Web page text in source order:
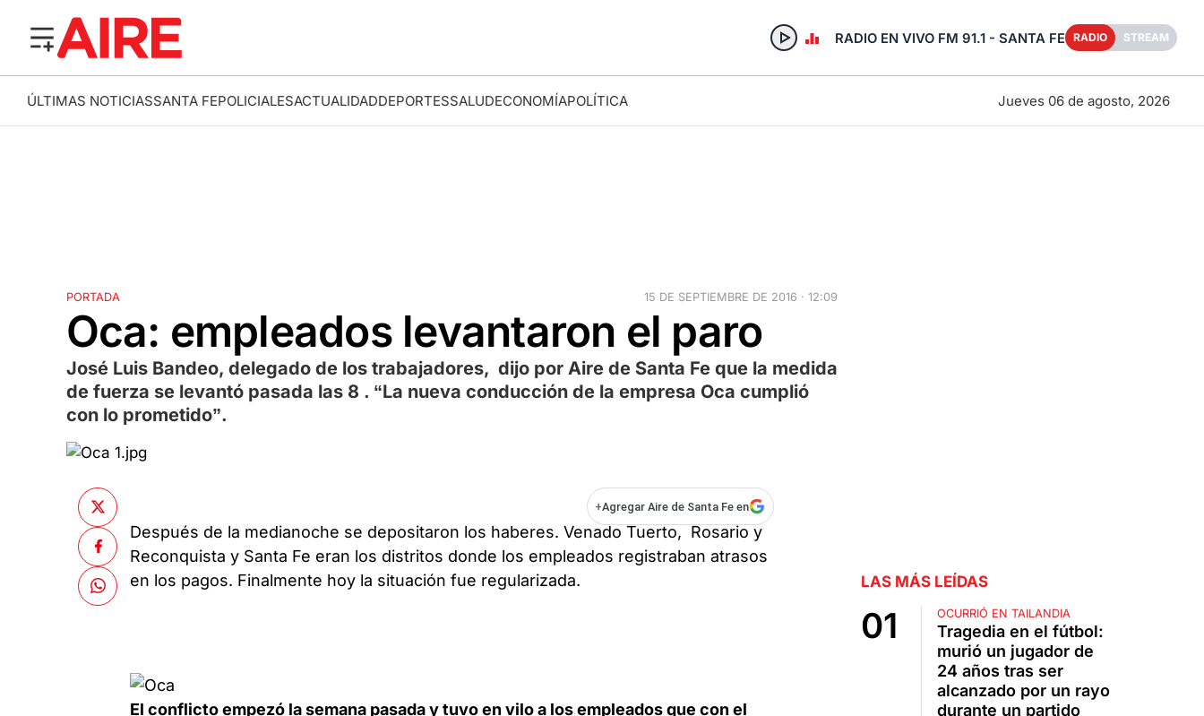
RADIO EN VIVO FM 91.1 - SANTA FE RADIO STREAM
ÚLTIMAS NOTICIASSANTA FEPOLICIALESACTUALIDADDEPORTESSALUDECONOMÍAPOLÍTICA Jueves 06 de agosto, 2026
PORTADA 15 DE SEPTIEMBRE DE 2016 · 12:09
Oca: empleados levantaron el paro
José Luis Bandeo, delegado de los trabajadores, dijo por Aire de Santa Fe que la medida
de fuerza se levantó pasada las 8 . “La nueva conducción de la empresa Oca cumplió
con lo prometido”.
+Agregar Aire de Santa Fe en
Después de la medianoche se depositaron los haberes. Venado Tuerto, Rosario y
Reconquista y Santa Fe eran los distritos donde los empleados registraban atrasos
en los pagos. Finalmente hoy la situación fue regularizada.
El conflicto empezó la semana pasada y tuvo en vilo a los empleados que con el
LAS MÁS LEÍDAS
OCURRIÓ EN TAILANDIA
Tragedia en el fútbol:
murió un jugador de
24 años tras ser
alcanzado por un rayo
durante un partido